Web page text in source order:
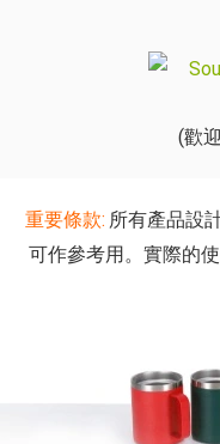
(歡
重要條款: 所有產品設
可作參考用。實際的